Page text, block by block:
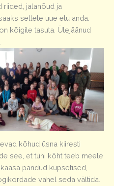
riided, jalanõud ja
sellele uue elu anda.
kõigile tasuta. Ülejäänud
kõhud üsna kiiresti
see, et tühi kõht teeb meele
pandud küpsetised,
vahel seda vältida.